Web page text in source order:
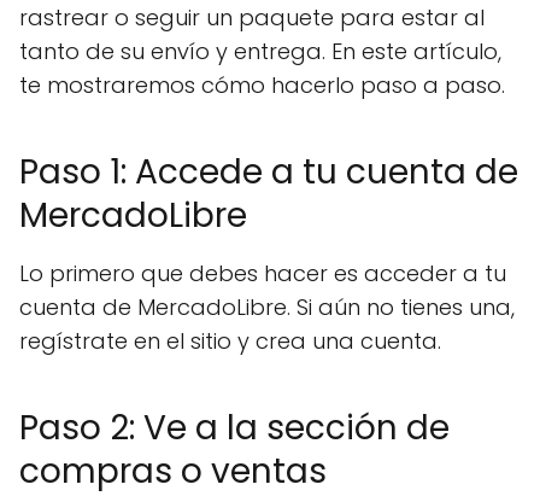
rastrear o seguir un paquete para estar al
tanto de su envío y entrega. En este artículo,
te mostraremos cómo hacerlo paso a paso.
Paso 1: Accede a tu cuenta de
MercadoLibre
Lo primero que debes hacer es acceder a tu
cuenta de MercadoLibre. Si aún no tienes una,
regístrate en el sitio y crea una cuenta.
Paso 2: Ve a la sección de
compras o ventas